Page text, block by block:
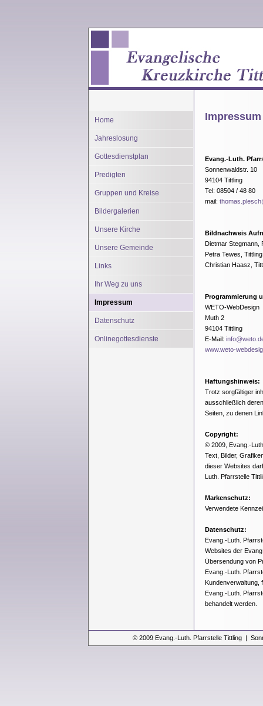
Home
Jahreslosung
Gottesdienstplan
Predigten
Gruppen und Kreise
Bildergalerien
Unsere Kirche
Unsere Gemeinde
Links
Ihr Weg zu uns
Impressum
Datenschutz
Onlinegottesdienste
Impressum
Evang.-Luth.
Sonnenwaldstr. 10
94104 Tittling
Tel: 08504 / 48 80
mail:
Bildnachweis
Dietmar Stegmann,
Petra Tewes, Tittling
Christian Haasz,
Programmierung
WETO-WebDesign
Muth 2
94104 Tittling
E-Mail:
www.weto-
Haftungshinweis:
Trotz sorgfältiger
ausschließlich
Seiten, zu denen
Copyright:
© 2009, Evang.-
Text, Bilder,
dieser Websites
Luth. Pfarrstelle
Markenschutz:
Verwendete
Datenschutz:
Evang.-Luth.
Websites der
Übersendung von
Evang.-Luth.
Kundenverwaltung,
Evang.-Luth.
behandelt werden.
© 2009 Evang.-Luth. Pfarrstelle Tittling |